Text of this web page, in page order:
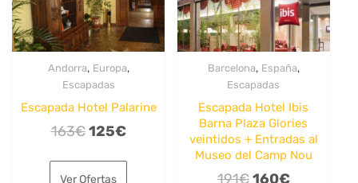
Andorra, Europa,
Escapadas
Escapada Hotel Palarine
163€ El
original
125€El
Ver Ofertas
Barcelona, España,
Escapadas
Escapada Hotel Ibis
Barna Plaza Glories
veintidos + Entradas al
Museo del Camp Nou
191€El
160€El